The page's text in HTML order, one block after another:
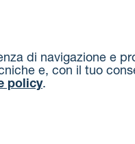
di navigazione e
e, con il tuo
policy.